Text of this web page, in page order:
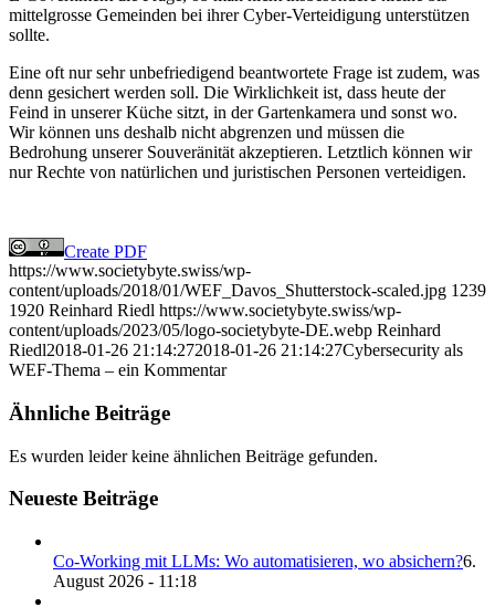
mittelgrosse Gemeinden bei ihrer Cyber-Verteidigung unterstützen
sollte.
Eine oft nur sehr unbefriedigend beantwortete Frage ist zudem, was
denn gesichert werden soll. Die Wirklichkeit ist, dass heute der
Feind in unserer Küche sitzt, in der Gartenkamera und sonst wo.
Wir können uns deshalb nicht abgrenzen und müssen die
Bedrohung unserer Souveränität akzeptieren. Letztlich können wir
nur Rechte von natürlichen und juristischen Personen verteidigen.
Create PDF
https://www.societybyte.swiss/wp-
content/uploads/2018/01/WEF_Davos_Shutterstock-scaled.jpg 1239
1920 Reinhard Riedl https://www.societybyte.swiss/wp-
content/uploads/2023/05/logo-societybyte-DE.webp Reinhard
Riedl2018-01-26 21:14:272018-01-26 21:14:27Cybersecurity als
WEF-Thema – ein Kommentar
Ähnliche Beiträge
Es wurden leider keine ähnlichen Beiträge gefunden.
Neueste Beiträge
Co-Working mit LLMs: Wo automatisieren, wo absichern?6.
August 2026 - 11:18